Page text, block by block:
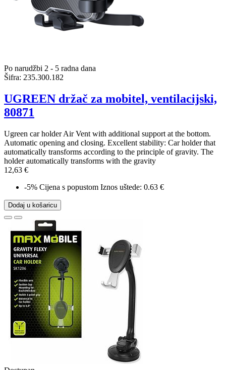
Po narudžbi 2 - 5 radna dana
Šifra: 235.300.182
UGREEN držač za mobitel, ventilacijski,
80871
Ugreen car holder Air Vent with additional support at the bottom.
Automatic opening and closing. Excellent stability: Car holder that
automatically transforms according to the principle of gravity. The
holder automatically transforms with the gravity
12,63 €
-5% Cijena s popustom Iznos uštede: 0.63 €
Dodaj u košaricu